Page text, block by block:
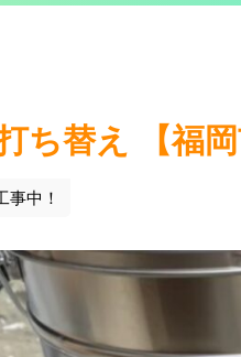
ち替え 【福
事中！